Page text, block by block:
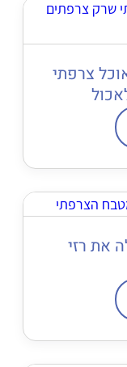
צרפתי
את רזי